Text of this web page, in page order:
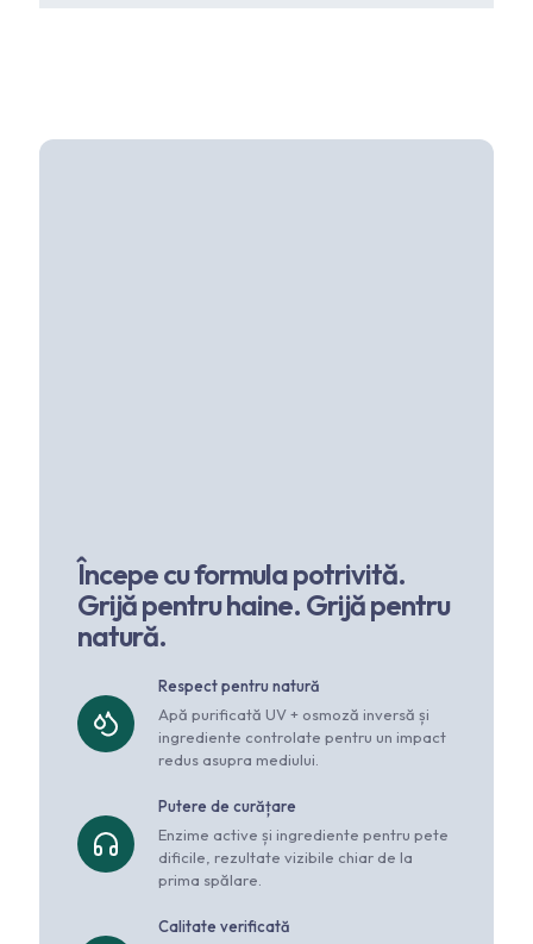
Începe cu formula potrivită.
Grijă pentru haine. Grijă pentru
natură.
Respect pentru natură
Apă purificată UV + osmoză inversă și
ingrediente controlate pentru un impact
redus asupra mediului.
Putere de curățare
Enzime active și ingrediente pentru pete
dificile, rezultate vizibile chiar de la
prima spălare.
Calitate verificată